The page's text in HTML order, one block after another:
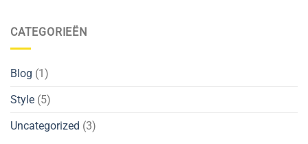
CATEGORIEËN
Blog (1)
Style (5)
Uncategorized (3)